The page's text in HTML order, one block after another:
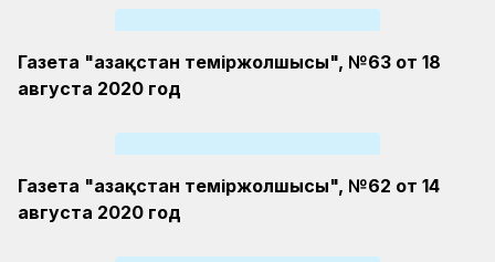
Газета "Қазақстан теміржолшысы", №63 от 18
августа 2020 год
Газета "Қазақстан теміржолшысы", №62 от 14
августа 2020 год